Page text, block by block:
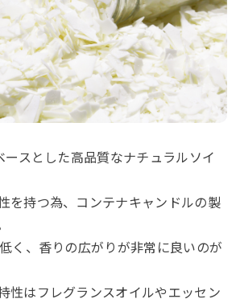
スとした高品質なナチュラルソイ
を持つ為、コンテナキャンドルの製
く、香りの広がりが非常に良いのが
性はフレグランスオイルやエッセン